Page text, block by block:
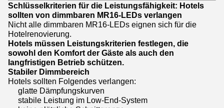
Schlüsselkriterien für die Leistungsfähigkeit: Hotels
sollten von dimmbaren MR16-LEDs verlangen
Nicht alle dimmbaren MR16-LEDs eignen sich für die
Hotelrenovierung.
Hotels müssen Leistungskriterien festlegen, die
sowohl den Komfort der Gäste als auch den
langfristigen Betrieb schützen.
Stabiler Dimmbereich
Hotels sollten Folgendes verlangen:
glatte Dämpfungskurven
stabile Leistung im Low-End-System